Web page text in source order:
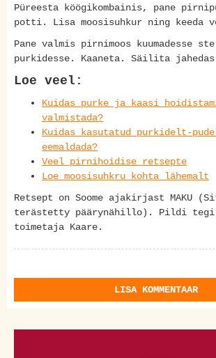
Püreesta köögikombainis, pane
potti. Lisa moosisuhkur ning keeda
Pane valmis pirnimoos kuumadesse
purkidesse. Kaaneta. Säilita
Loe veel:
Kuidas purke ja kaasi
valmistada?
Kuidas kasutatud purkidelt-
eemaldada?
Veel pirnihoidise retsepte
Loe moosisuhkru kohta lähemalt
Retsept on Soome ajakirjast MAKU
terästetty päärynähillo). Pildi tegi
toimetaja Kaare.
LISA KOMMENTAAR